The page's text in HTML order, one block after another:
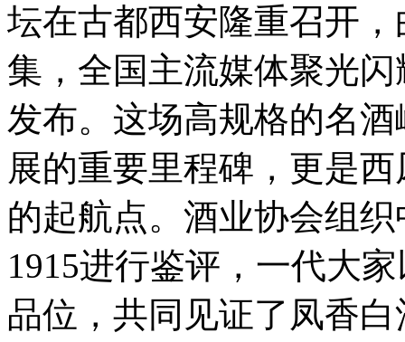
坛在古都西安隆重召开
集，全国主流媒体聚光
发布。这场高规格的名
展的重要里程碑，更是
的起航点。酒业协会组
1915进行鉴评，一代大
品位，共同见证了凤香